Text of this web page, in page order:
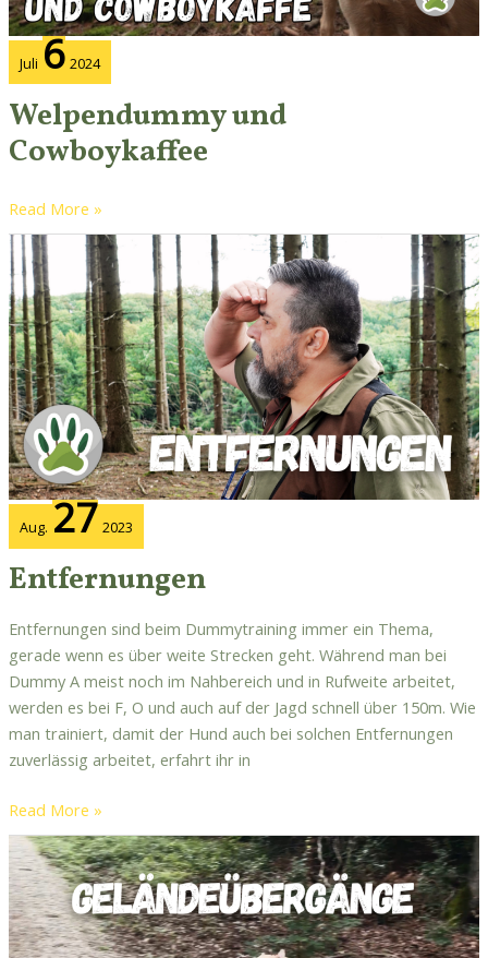
Juli 6 2024
Welpendummy und
Cowboykaffee
Read More »
Aug. 27 2023
Entfernungen
Entfernungen sind beim Dummytraining immer ein Thema,
gerade wenn es über weite Strecken geht. Während man bei
Dummy A meist noch im Nahbereich und in Rufweite arbeitet,
werden es bei F, O und auch auf der Jagd schnell über 150m. Wie
man trainiert, damit der Hund auch bei solchen Entfernungen
zuverlässig arbeitet, erfahrt ihr in
Entfernungen
Read More »
Geländeübergänge